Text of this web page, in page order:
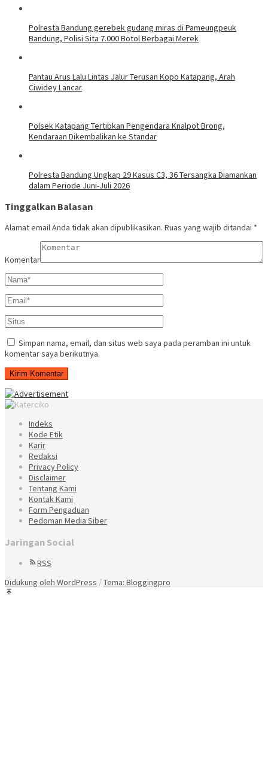
Polresta Bandung gerebek gudang miras di Pameungpeuk
Bandung, Polisi Sita 7.000 Botol Berbagai Merek
Pantau Arus Lalu Lintas Jalur Terusan Kopo Katapang, Arah
Ciwidey Lancar
Polsek Katapang Tertibkan Pengendara Knalpot Brong,
Kendaraan Dikembalikan ke Standar
Polresta Bandung Ungkap 29 Kasus C3, 36 Tersangka Diamankan
dalam Periode Juni-Juli 2026
Tinggalkan Balasan
Alamat email Anda tidak akan dipublikasikan. Ruas yang wajib ditandai *
Komentar
Simpan nama, email, dan situs web saya pada peramban ini untuk
komentar saya berikutnya.
Indeks
Kode Etik
Karir
Redaksi
Privacy Policy
Disclaimer
Tentang Kami
Kontak Kami
Form Pengaduan
Pedoman Media Siber
Jaringan Social
RSS
Didukung oleh WordPress /Tema: Bloggingpro